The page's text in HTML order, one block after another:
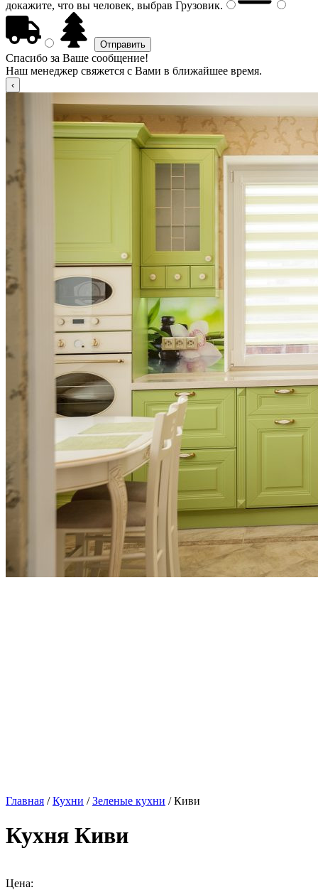
докажите, что вы человек, выбрав Грузовик.
Спасибо за Ваше сообщение!
Наш менеджер свяжется с Вами в ближайшее время.
Главная /Кухни /Зеленые кухни / Киви
Кухня Киви
Цена: